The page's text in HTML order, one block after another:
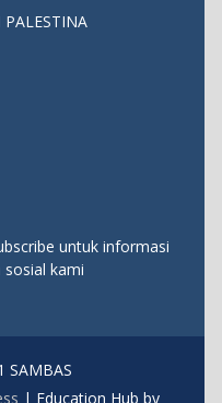
untuk informasi
sosial kami
SAMBAS
| Education Hub by